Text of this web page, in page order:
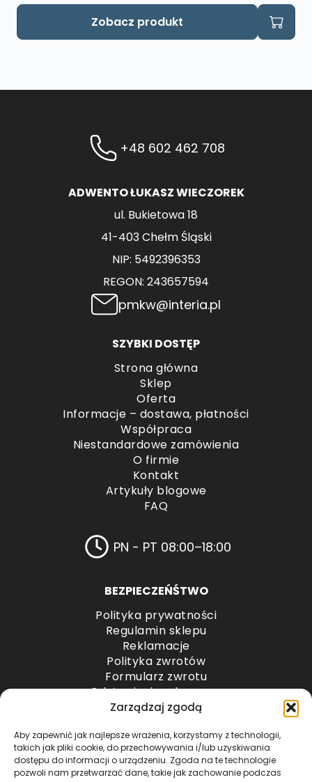
Zarządzaj zgodą
Aby zapewnić jak najlepsze wrażenia, korzystamy z technologii,
takich jak pliki cookie, do przechowywania i/lub uzyskiwania
dostępu do informacji o urządzeniu. Zgoda na te technologie
pozwoli nam przetwarzać dane, takie jak zachowanie podczas
Zobacz produkt
+48 602 462 708
ADWENTO ŁUKASZ WIECZOREK
ul. Bukietowa 18
41-403 Chełm Śląski
NIP: 5492396353
REGON: 243657594
pmkw@interia.pl
SZYBKI DOSTĘP
Strona główna
Sklep
Oferta
Informacje – dostawa, płatności
Współpraca
Niestandardowe zamówienia
O firmie
Kontakt
Artykuły blogowe
FAQ
PN - PT 08:00–18:00
BEZPIECZEŃŚTWO
Polityka prywatności
Regulamin sklepu
Reklamacje
Polityka zwrotów
Formularz zwrotu
Odstąpienie od umowy
Odstąpienie od umowy – przesyłki paletowe
METODY PŁATNOŚCI